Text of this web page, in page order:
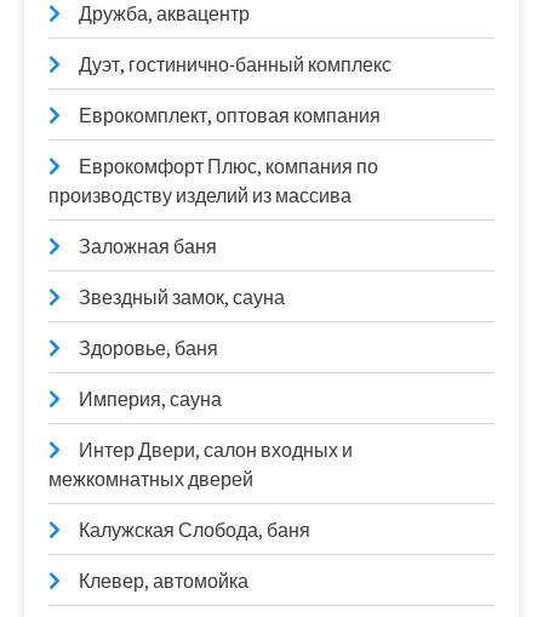
Дружба, аквацентр
Дуэт, гостинично-банный комплекс
Еврокомплект, оптовая компания
Еврокомфорт Плюс, компания по
производству изделий из массива
Заложная баня
Звездный замок, сауна
Здоровье, баня
Империя, сауна
Интер Двери, салон входных и
межкомнатных дверей
Калужская Слобода, баня
Клевер, автомойка